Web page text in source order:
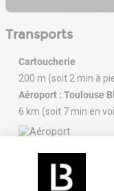
Transports
Cartoucherie
200 m (soit 2 min à
Aéroport : Toulouse
6 km (soit 7 min en
À proximité (moins